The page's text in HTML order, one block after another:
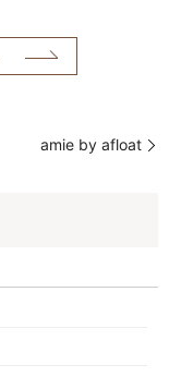
amie by afloat